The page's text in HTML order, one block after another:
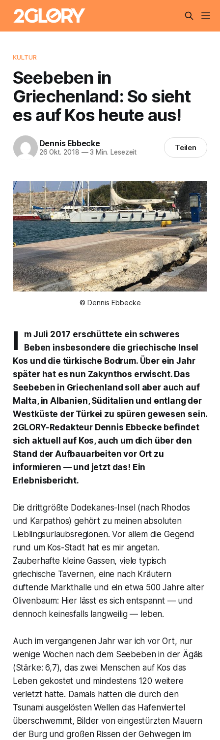
KULTUR
Seebeben in
Griechenland: So sieht
es auf Kos heute aus!
Dennis Ebbecke
26 Okt. 2018 —3 Min. Lesezeit Teilen
© Dennis Ebbecke
I
m Juli 2017 erschüttete ein schweres
Beben insbesondere die griechische Insel
Kos und die türkische Bodrum. Über ein Jahr
später hat es nun Zakynthos erwischt. Das
Seebeben in Griechenland soll aber auch auf
Malta, in Albanien, Süditalien und entlang der
Westküste der Türkei zu spüren gewesen sein.
2GLORY-Redakteur Dennis Ebbecke befindet
sich aktuell auf Kos, auch um dich über den
Stand der Aufbauarbeiten vor Ort zu
informieren — und jetzt das! Ein
Erlebnisbericht.
Die drittgrößte Dodekanes-Insel (nach Rhodos
und Karpathos) gehört zu meinen absoluten
Lieblingsurlaubsregionen. Vor allem die Gegend
rund um Kos-Stadt hat es mir angetan.
Zauberhafte kleine Gassen, viele typisch
griechische Tavernen, eine nach Kräutern
duftende Markthalle und ein etwa 500 Jahre alter
Olivenbaum: Hier lässt es sich entspannt — und
dennoch keinesfalls langweilig — leben.
Auch im vergangenen Jahr war ich vor Ort, nur
wenige Wochen nach dem Seebeben in der Ägäis
(Stärke: 6,7), das zwei Menschen auf Kos das
Leben gekostet und mindestens 120 weitere
verletzt hatte. Damals hatten die durch den
Tsunami ausgelösten Wellen das Hafenviertel
überschwemmt, Bilder von eingestürzten Mauern
der Burg und großen Rissen der Gehwegen im